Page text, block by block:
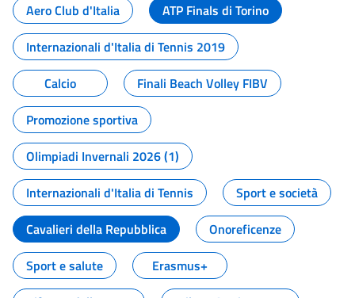
Aero Club d'Italia
ATP Finals di Torino
Internazionali d'Italia di Tennis 2019
Calcio
Finali Beach Volley FIBV
Promozione sportiva
Olimpiadi Invernali 2026 (1)
Internazionali d'Italia di Tennis
Sport e società
Cavalieri della Repubblica
Onoreficenze
Sport e salute
Erasmus+